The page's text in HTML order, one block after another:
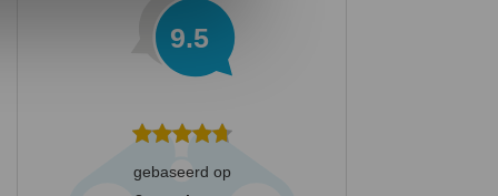
9.5
gebaseerd op